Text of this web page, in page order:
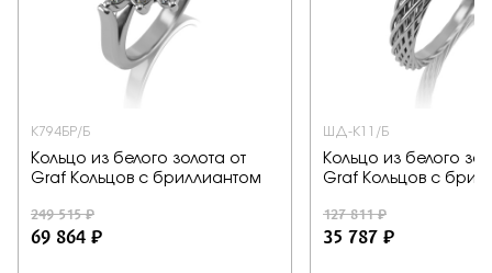
К794БР/Б
Кольцо из белого золота от
Graf Кольцов с бриллиантом
249 515 ₽
69 864 ₽
ШД-К11/Б
Кольцо из белого
Graf Кольцов с
127 811 ₽
35 787 ₽